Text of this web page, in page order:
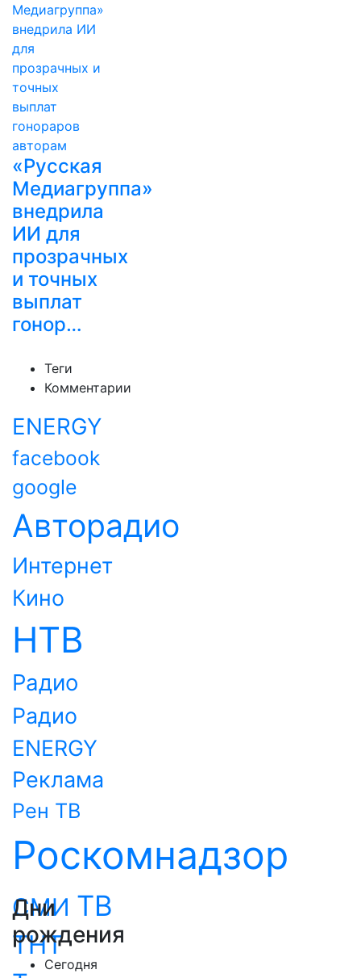
«Русская
Медиагруппа»
внедрила
ИИ для
прозрачных
и точных
выплат
гонор…
Теги
Комментарии
ENERGY
facebook
google
Авторадио
Интернет
Кино
НТВ
Радио
Радио
ENERGY
Реклама
Рен ТВ
Роскомнадзор
СМИ ТВ
ТНТ
Дни
рождения
Сегодня